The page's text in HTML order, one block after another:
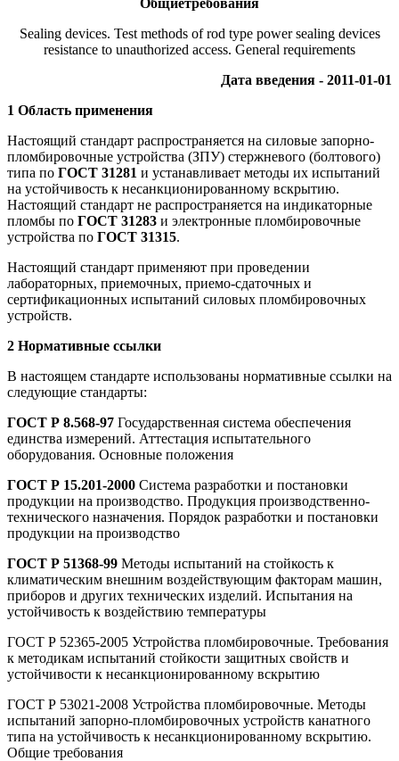
Sealing devices. Test methods of rod type power sealing devices
resistance to unauthorized access. General requirements
Дата введения - 2011-01-01
1 Область применения
Настоящий стандарт распространяется на силовые запорно-
пломбировочные устройства (ЗПУ) стержневого (болтового)
типа по ГОСТ 31281 и устанавливает методы их испытаний
на устойчивость к несанкционированному вскрытию.
Настоящий стандарт не распространяется на индикаторные
пломбы по ГОСТ 31283 и электронные пломбировочные
устройства по ГОСТ 31315.
Настоящий стандарт применяют при проведении
лабораторных, приемочных, приемо-сдаточных и
сертификационных испытаний силовых пломбировочных
устройств.
2 Нормативные ссылки
В настоящем стандарте использованы нормативные ссылки на
следующие стандарты:
ГОСТ Р 8.568-97 Государственная система обеспечения
единства измерений. Аттестация испытательного
оборудования. Основные положения
ГОСТ Р 15.201-2000 Система разработки и постановки
продукции на производство. Продукция производственно-
технического назначения. Порядок разработки и постановки
продукции на производство
ГОСТ Р 51368-99 Методы испытаний на стойкость к
климатическим внешним воздействующим факторам машин,
приборов и других технических изделий. Испытания на
устойчивость к воздействию температуры
ГОСТ Р 52365-2005 Устройства пломбировочные. Требования
к методикам испытаний стойкости защитных свойств и
устойчивости к несанкционированному вскрытию
ГОСТ Р 53021-2008 Устройства пломбировочные. Методы
испытаний запорно-пломбировочных устройств канатного
типа на устойчивость к несанкционированному вскрытию.
Общие требования